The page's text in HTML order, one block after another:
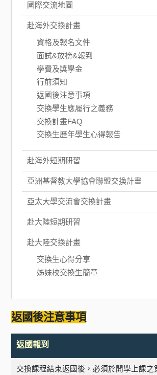
國際交流地圖
赴海外交換計畫
資格及報名文件
面試&放榜&報到
學費及獎學金
行前須知
返國後注意事項
交換學生應履行之義務
交換計畫FAQ
交換生歷年學生心得報告
赴海外短期研習
亞洲基督教大學協會聯盟交換計畫
亞太大學交流會交換計畫
赴大陸短期研習
赴大陸交換計畫
交換生心得分享
姊妹校交換生簡章
返國後注意事項
返國報到
交換課程結束返國後，必須於開學上課之